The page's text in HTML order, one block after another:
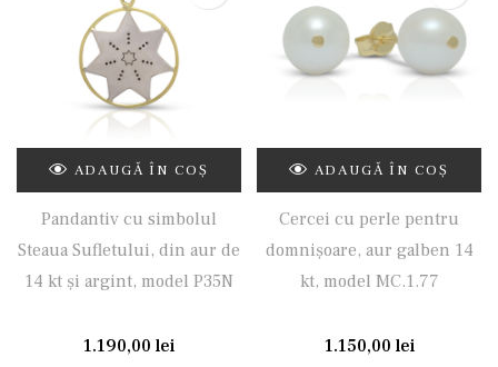
ADAUGĂ ÎN COȘ
Pandantiv cu simbolul
Steaua Sufletului, din aur de
14 kt și argint, model P35N
1.190,00 lei
ADAUGĂ ÎN COȘ
Cercei cu perle pentru
domnișoare, aur galben 14
kt, model MC.1.77
1.150,00 lei